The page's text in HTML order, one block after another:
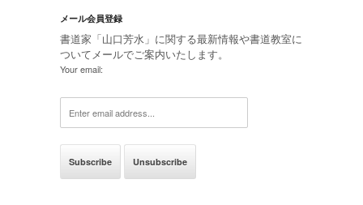
メール会員登録
書道家「山口芳水」に関する最新情報や書道教室に
ついてメールでご案内いたします。
Your email: